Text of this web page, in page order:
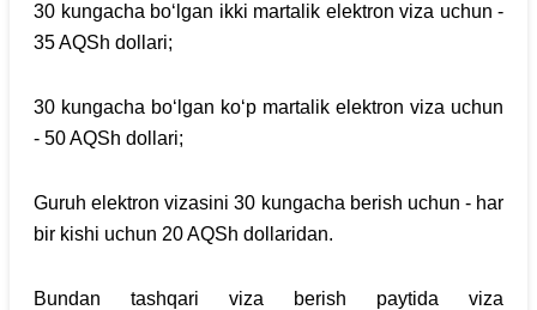
30 kungacha bo‘lgan ikki martalik elektron viza uchun -
35 AQSh dollari;
30 kungacha bo‘lgan ko‘p martalik elektron viza uchun
- 50 AQSh dollari;
Guruh elektron vizasini 30 kungacha berish uchun - har
bir kishi uchun 20 AQSh dollaridan.
Bundan tashqari viza berish paytida viza